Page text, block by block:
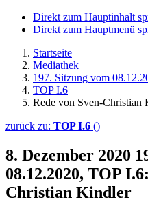
Direkt zum Hauptinhalt
Direkt zum Hauptmenü
Startseite
Mediathek
197. Sitzung vom
TOP I.6
Rede von Sven-Christian
zurück zu: TOP I.6 ()
8. Dezember 2020
08.12.2020, TOP
Christian Kindler